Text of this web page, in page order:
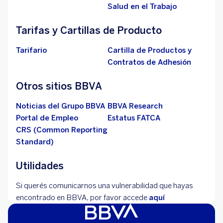
Salud en el Trabajo
Tarifas y Cartillas de Producto
Tarifario
Cartilla de Productos y
Contratos de Adhesión
Otros sitios BBVA
Noticias del Grupo BBVA BBVA Research
Portal de Empleo
Estatus FATCA
CRS (Common Reporting
Standard)
Utilidades
Si querés comunicarnos una vulnerabilidad que hayas
encontrado en BBVA, por favor accede aquí